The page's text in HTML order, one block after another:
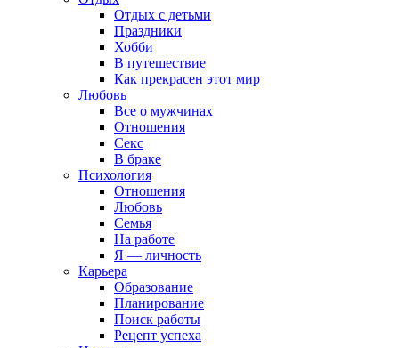
Отдых с детьми
Праздники
Хобби
В путешествие
Как прекрасен этот мир
Любовь
Все о мужчинах
Отношения
Секс
В браке
Психология
Отношения
Любовь
Семья
На работе
Я — личность
Карьера
Образование
Планирование
Поиск работы
Рецепт успеха